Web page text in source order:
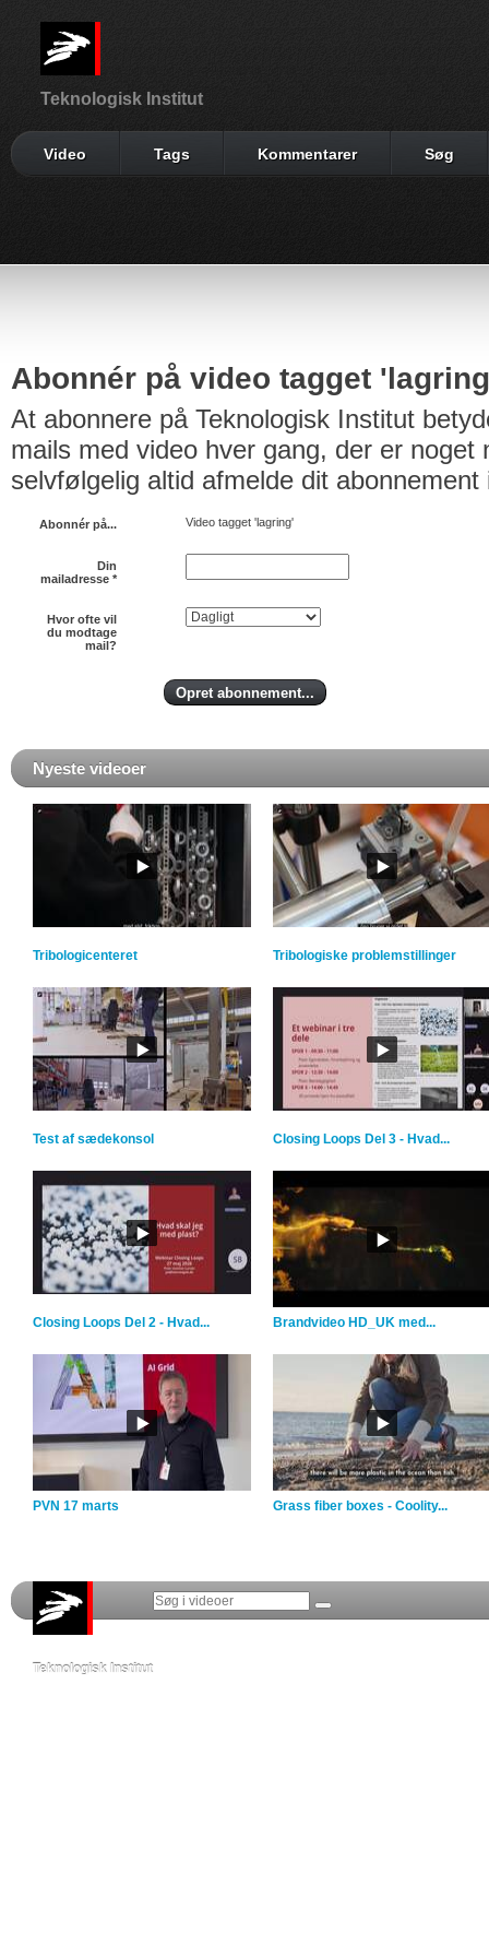
Teknologisk Institut
Video Tags Kommentarer Søg
Abonnér på video tagget
At abonnere på Teknologisk Institut
mails med video hver gang, der er noget
selvfølgelig altid afmelde dit abonnement
Abonnér på... Video tagget 'lagring'
Din
mailadresse *
Hvor ofte vil
du modtage
mail?
Nyeste videoer
Tribologicenteret Tribologiske problemstillinger
Test af sædekonsol Closing Loops Del 3 - Hvad...
Closing Loops Del 2 - Hvad... Brandvideo HD_UK med...
PVN 17 marts Grass fiber boxes - Coolity...
Teknologisk Institut